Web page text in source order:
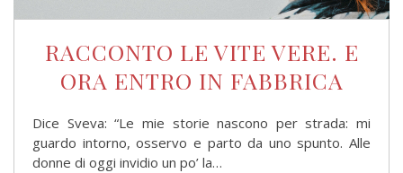
RACCONTO LE VITE VERE. E
ORA ENTRO IN FABBRICA
Dice Sveva: “Le mie storie nascono per strada: mi
guardo intorno, osservo e parto da uno spunto. Alle
donne di oggi invidio un po’ la…